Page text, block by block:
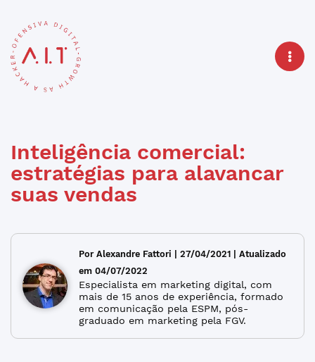
Inteligência comercial:
estratégias para alavancar
suas vendas
Por Alexandre Fattori | 27/04/2021 | Atualizado
em 04/07/2022
Especialista em marketing digital, com
mais de 15 anos de experiência, formado
em comunicação pela ESPM, pós-
graduado em marketing pela FGV.